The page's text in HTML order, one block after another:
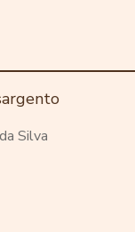
Silva